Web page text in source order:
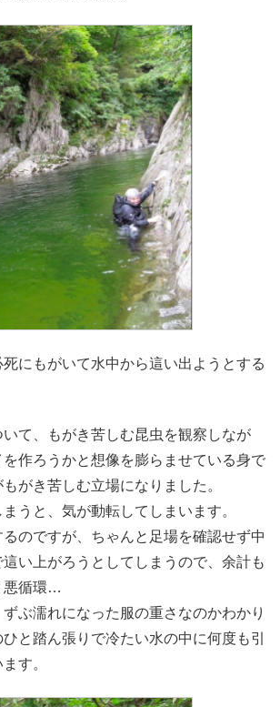
にもがいて水中から這い出ようとする
て、もがき苦しむ昆虫を観察しなが
作ろうかと想像を膨らませている身で
がき苦しむ立場になりました。
うと、気が動転してしまいます。
のですが、ちゃんと足場を確認せず中
い上がろうとしてしまうので、余計も
悪循環…
ぶ濡れになった服の重さなのかわかり
と踏ん張りで冷たい水の中に何度も引
す。